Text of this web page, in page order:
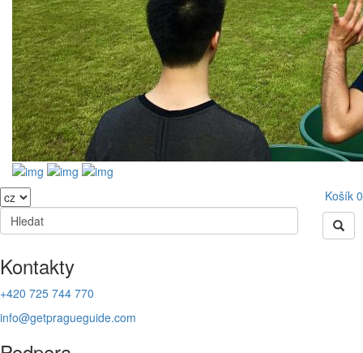
Košík 0
Kontakty
+420 725 744 770
info@getpragueguide.com